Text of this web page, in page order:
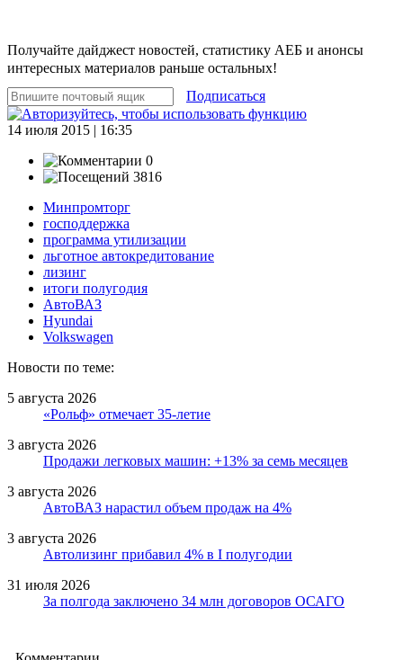
Получайте дайджест новостей, статистику АЕБ и анонсы
интересных материалов раньше остальных!
Подписаться
14 июля 2015 | 16:35
0
3816
Минпромторг
господдержка
программа утилизации
льготное автокредитование
лизинг
итоги полугодия
АвтоВАЗ
Hyundai
Volkswagen
Новости по теме:
5 августа 2026
«Рольф» отмечает 35-летие
3 августа 2026
Продажи легковых машин: +13% за семь месяцев
3 августа 2026
АвтоВАЗ нарастил объем продаж на 4%
3 августа 2026
Автолизинг прибавил 4% в I полугодии
31 июля 2026
За полгода заключено 34 млн договоров ОСАГО